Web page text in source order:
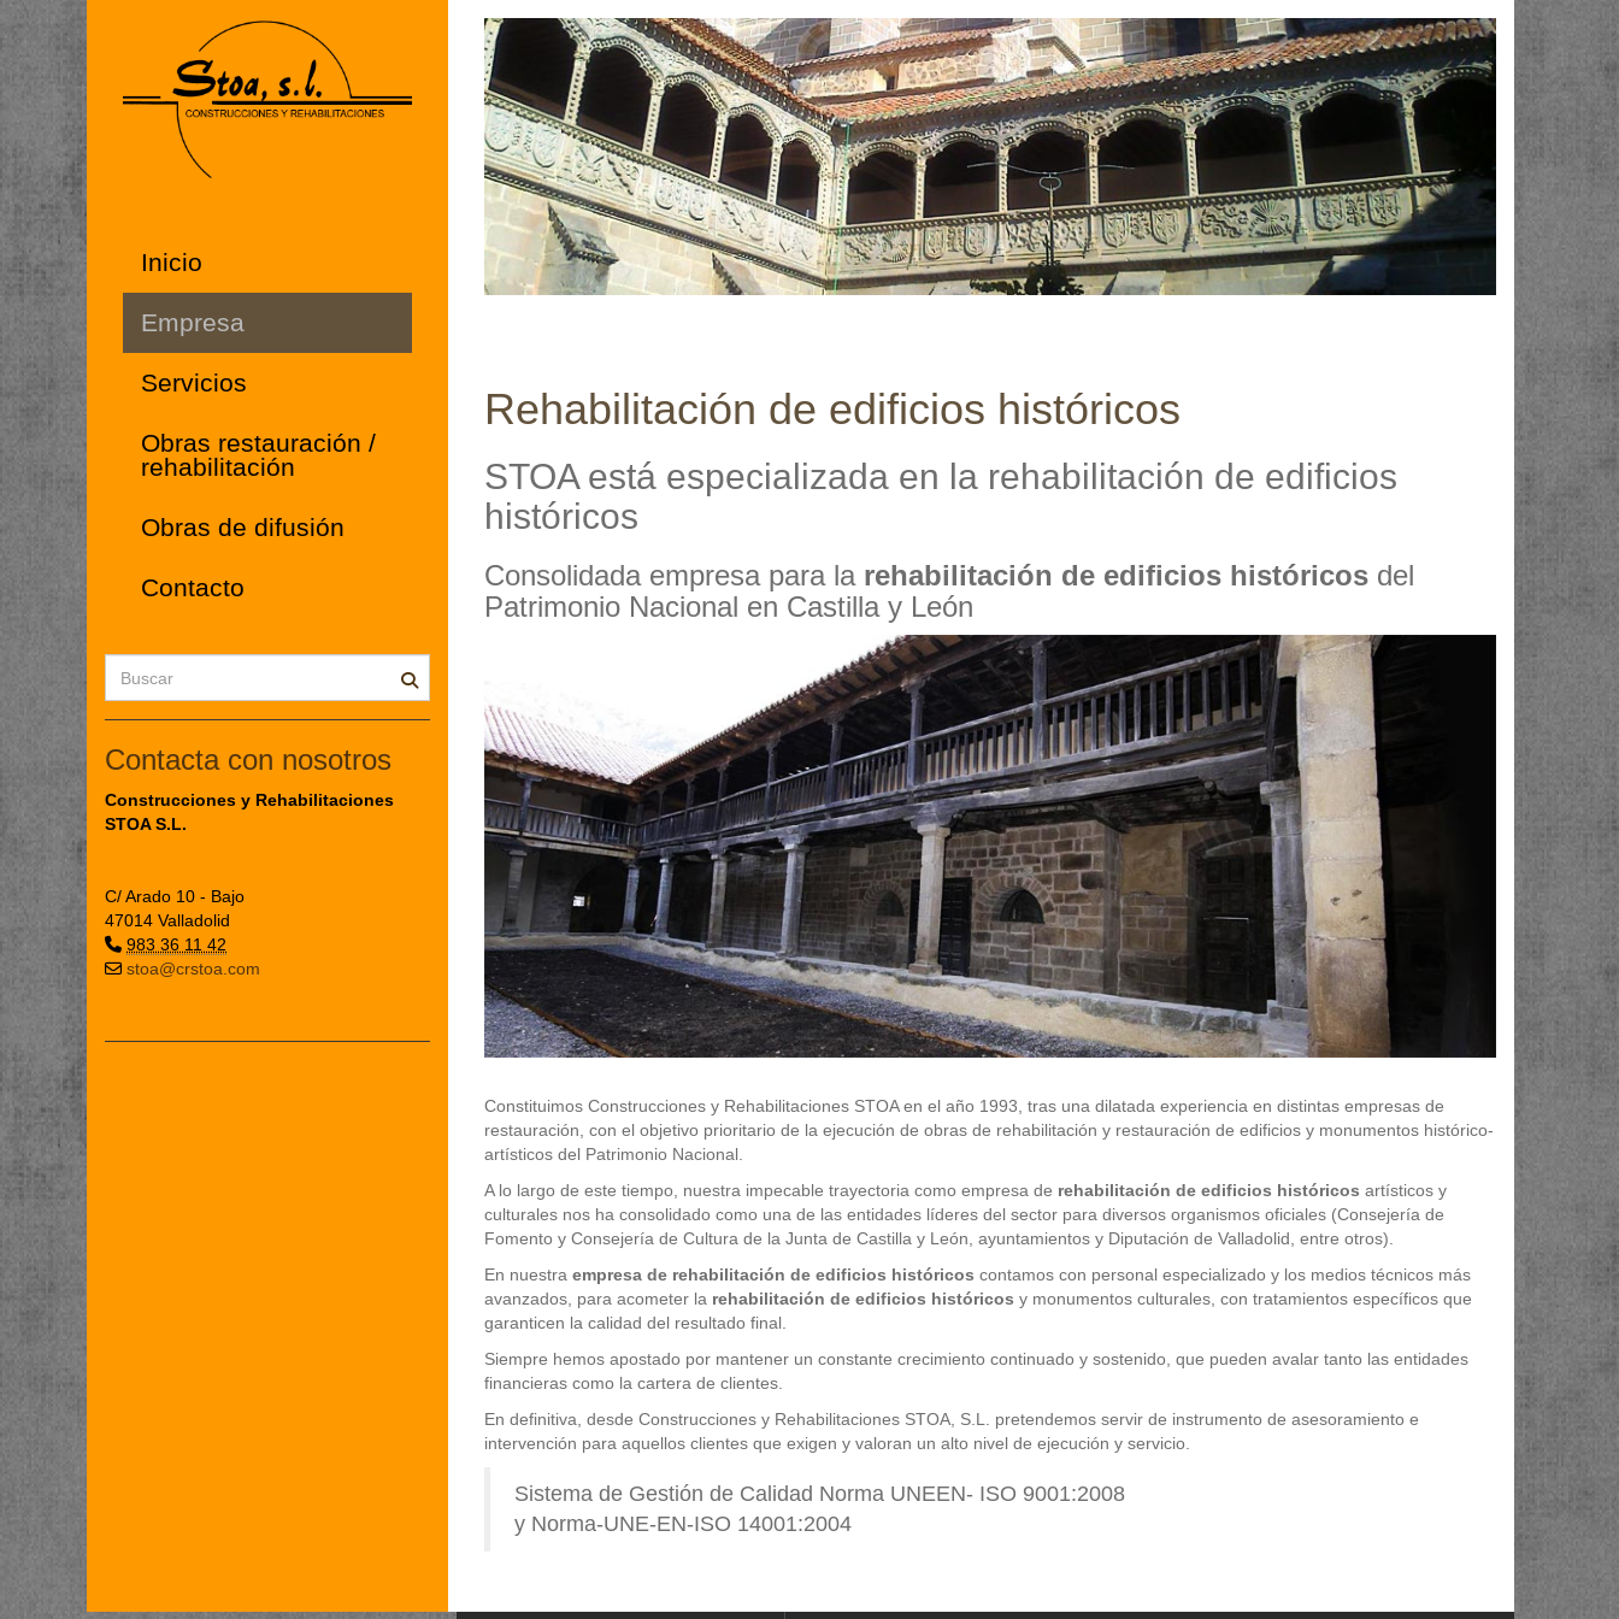
Rehabilitación de edificios históricos
STOA está especializada en la rehabilitación de edificios
históricos
Consolidada empresa para la rehabilitación de edificios históricos del
Patrimonio Nacional en Castilla y León
Constituimos Construcciones y Rehabilitaciones STOA en el año 1993, tras una dilatada experiencia en distintas empresas de
restauración, con el objetivo prioritario de la ejecución de obras de rehabilitación y restauración de edificios y monumentos histórico-
artísticos del Patrimonio Nacional.
A lo largo de este tiempo, nuestra impecable trayectoria como empresa de rehabilitación de edificios históricos artísticos y
culturales nos ha consolidado como una de las entidades líderes del sector para diversos organismos oficiales (Consejería de
Fomento y Consejería de Cultura de la Junta de Castilla y León, ayuntamientos y Diputación de Valladolid, entre otros).
En nuestra empresa de rehabilitación de edificios históricos contamos con personal especializado y los medios técnicos más
avanzados, para acometer la rehabilitación de edificios históricos y monumentos culturales, con tratamientos específicos que
garanticen la calidad del resultado final.
Siempre hemos apostado por mantener un constante crecimiento continuado y sostenido, que pueden avalar tanto las entidades
financieras como la cartera de clientes.
En definitiva, desde Construcciones y Rehabilitaciones STOA, S.L. pretendemos servir de instrumento de asesoramiento e
intervención para aquellos clientes que exigen y valoran un alto nivel de ejecución y servicio.
Sistema de Gestión de Calidad Norma UNEEN- ISO 9001:2008
y Norma-UNE-EN-ISO 14001:2004
Inicio
Empresa
Servicios
Obras restauración /
rehabilitación
Obras de difusión
Contacto
Contacta con nosotros
Construcciones y Rehabilitaciones
STOA S.L.
C/ Arado 10 - Bajo
47014 Valladolid
983 36 11 42
stoa@crstoa.com